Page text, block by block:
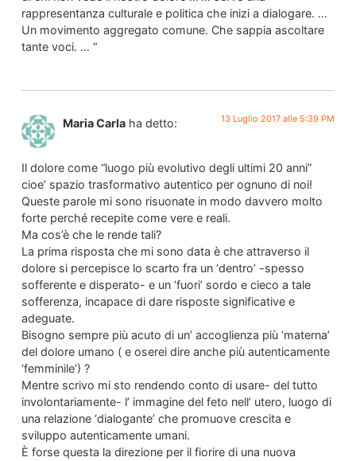
rappresentanza culturale e politica che inizi a dialogare. …
Un movimento aggregato comune. Che sappia ascoltare
tante voci. … “
Maria Carla ha detto: 13 Luglio 2017 alle 5:39 PM
Il dolore come “luogo più evolutivo degli ultimi 20 anni”
cioe’ spazio trasformativo autentico per ognuno di noi!
Queste parole mi sono risuonate in modo davvero molto
forte perché recepite come vere e reali.
Ma cos’è che le rende tali?
La prima risposta che mi sono data è che attraverso il
dolore si percepisce lo scarto fra un ‘dentro’ -spesso
sofferente e disperato- e un ‘fuori’ sordo e cieco a tale
sofferenza, incapace di dare risposte significative e
adeguate.
Bisogno sempre più acuto di un’ accoglienza più ‘materna’
del dolore umano ( e oserei dire anche più autenticamente
‘femminile’) ?
Mentre scrivo mi sto rendendo conto di usare- del tutto
involontariamente- l’ immagine del feto nell’ utero, luogo di
una relazione ‘dialogante’ che promuove crescita e
sviluppo autenticamente umani.
È forse questa la direzione per il fiorire di una nuova